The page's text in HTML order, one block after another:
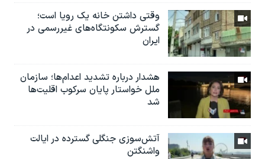
وقتی داشتن خانه یک رویا است؛
گسترش سکونتگاه‌های غیررسمی در
ایران
هشدار درباره تشدید اعدام‌ها؛ سازمان
ملل خواستار پایان سرکوب اقلیت‌ها
شد
آتش‌سوزی جنگلی گسترده در ایالت
واشنگتن